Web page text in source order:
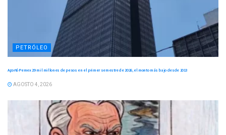
PETRÓLEO
Aportó Pemex 29 mil millones de pesos en el primer semestre de 2026, el monto más bajo desde 2013
AGOSTO 4, 2026